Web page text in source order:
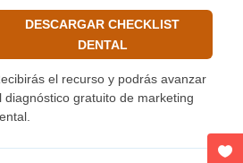
DESCARGAR CHECKLIST
DENTAL
el recurso y podrás avanzar
diagnóstico gratuito de marketing